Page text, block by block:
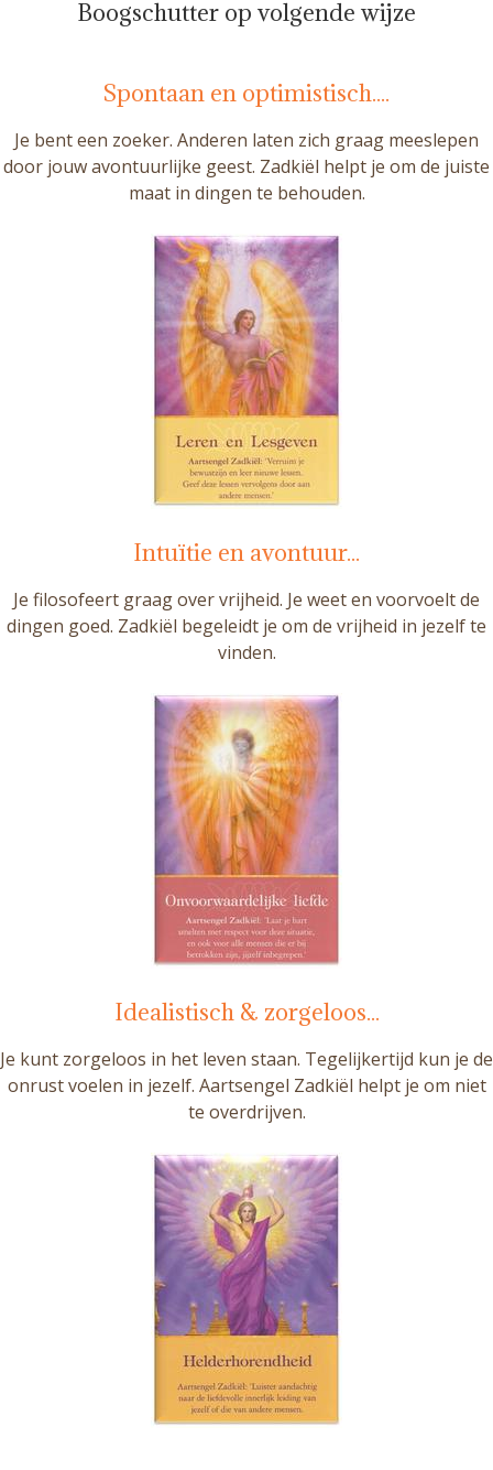
Boogschutter op volgende wijze
Spontaan en optimistisch....
Je bent een zoeker. Anderen laten zich graag meeslepen
door jouw avontuurlijke geest. Zadkiël helpt je om de juiste
maat in dingen te behouden.
Intuïtie en avontuur...
Je filosofeert graag over vrijheid. Je weet en voorvoelt de
dingen goed. Zadkiël begeleidt je om de vrijheid in jezelf te
vinden.
Idealistisch & zorgeloos...
Je kunt zorgeloos in het leven staan. Tegelijkertijd kun je de
onrust voelen in jezelf. Aartsengel Zadkiël helpt je om niet
te overdrijven.